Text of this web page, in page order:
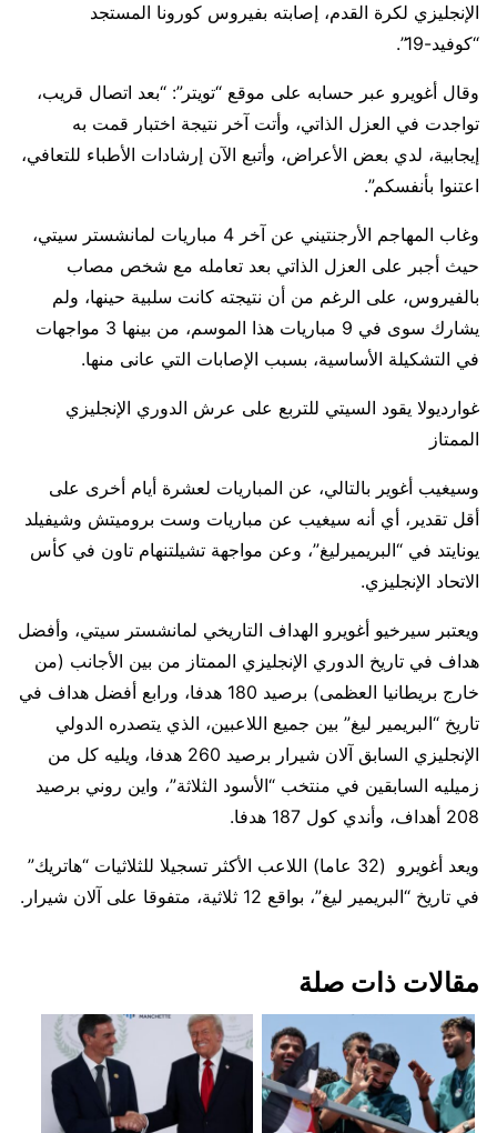
الإنجليزي لكرة القدم، إصابته بفيروس كورونا المستجد
“كوفيد-19”.
وقال أغويرو عبر حسابه على موقع “تويتر”: “بعد اتصال قريب،
تواجدت في العزل الذاتي، وأتت آخر نتيجة اختبار قمت به
إيجابية، لدي بعض الأعراض، وأتبع الآن إرشادات الأطباء للتعافي،
اعتنوا بأنفسكم”.
وغاب المهاجم الأرجنتيني عن آخر 4 مباريات لمانشستر سيتي،
حيث أجبر على العزل الذاتي بعد تعامله مع شخص مصاب
بالفيروس، على الرغم من أن نتيجته كانت سلبية حينها، ولم
يشارك سوى في 9 مباريات هذا الموسم، من بينها 3 مواجهات
في التشكيلة الأساسية، بسبب الإصابات التي عانى منها.
غوارديولا يقود السيتي للتربع على عرش الدوري الإنجليزي
الممتاز
وسيغيب أغوير بالتالي، عن المباريات لعشرة أيام أخرى على
أقل تقدير، أي أنه سيغيب عن مباريات وست بروميتش وشيفيلد
يونايتد في “البريميرليغ”، وعن مواجهة تشيلتنهام تاون في كأس
الاتحاد الإنجليزي.
ويعتبر سيرخيو أغويرو الهداف التاريخي لمانشستر سيتي، وأفضل
هداف في تاريخ الدوري الإنجليزي الممتاز من بين الأجانب (من
خارج بريطانيا العظمى) برصيد 180 هدفا، ورابع أفضل هداف في
تاريخ “البريمير ليغ” بين جميع اللاعبين، الذي يتصدره الدولي
الإنجليزي السابق آلان شيرار برصيد 260 هدفا، ويليه كل من
زميليه السابقين في منتخب “الأسود الثلاثة”، واين روني برصيد
208 أهداف، وأندي كول 187 هدفا.
ويعد أغويرو (32 عاما) اللاعب الأكثر تسجيلا للثلاثيات “هاتريك”
في تاريخ “البريمير ليغ”، بواقع 12 ثلاثية، متفوقا على آلان شيرار.
مقالات ذات صلة